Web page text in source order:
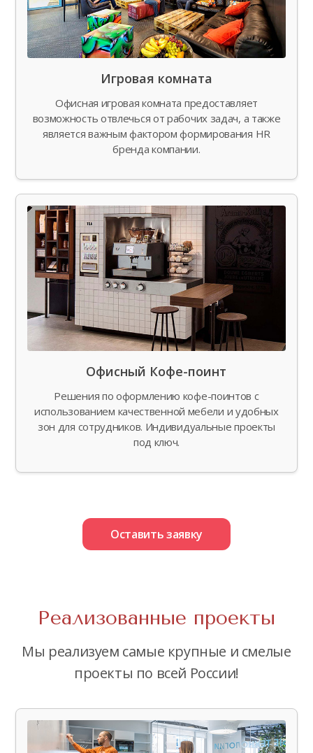
Игровая комната
Офисная игровая комната предоставляет
возможность отвлечься от рабочих задач, а также
является важным фактором формирования HR
бренда компании.
Офисный Кофе-поинт
Решения по оформлению кофе-поинтов с
использованием качественной мебели и удобных
зон для сотрудников. Индивидуальные проекты
под ключ.
Оставить заявку
Реализованные проекты
Мы реализуем самые крупные и смелые
проекты по всей России!